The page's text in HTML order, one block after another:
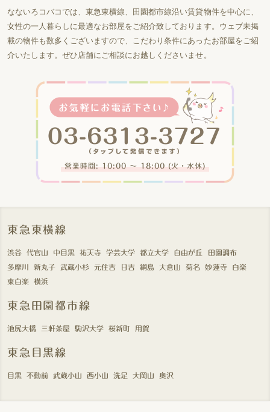
なないろコバコでは、東急東横線、田園都市線沿い賃貸物件を中心に、
女性の一人暮らしに最適なお部屋をご紹介致しております。ウェブ未掲
載の物件も数多くございますので、こだわり条件にあったお部屋をご紹
介いたします。ぜひ店舗にご相談にお越しくださいませ。
営業時間: 10:00 〜 18:00 (火・水休)
東急東横線
渋谷 代官山 中目黒 祐天寺 学芸大学 都立大学 自由が丘
田園調布
多摩川
新丸子 武蔵小杉 元住吉 日吉 綱島 大倉山 菊名 妙蓮寺
白楽
東白楽
横浜
東急田園都市線
池尻大橋 三軒茶屋 駒沢大学 桜新町 用賀
東急目黒線
目黒 不動前 武蔵小山 西小山 洗足 大岡山 奥沢